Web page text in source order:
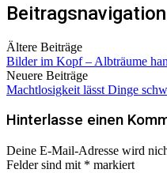
Beitragsnavigation
Ältere Beiträge
Bilder im Kopf – Albträume
Neuere Beiträge
Machtlosigkeit lässt Dinge
Hinterlasse einen
Deine E-Mail-Adresse wird
Felder sind mit * markiert